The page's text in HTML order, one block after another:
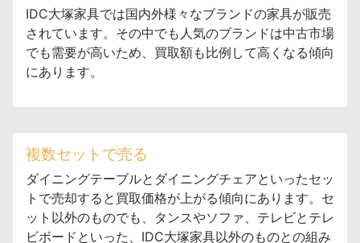
IDC大塚家具では国内外様々なブランドの家具が販売
されています。その中でも人気のブランドは中古市場
でも需要が高いため、買取額も比例して高くなる傾向
にあります。
複数セットで売る
ダイニングテーブルとダイニングチェアといったセッ
トで売却すると買取価格が上がる傾向にあります。セ
ット以外のものでも、タンスやソファ、テレビとテレ
ビボードといった、IDC大塚家具以外のものとの組み